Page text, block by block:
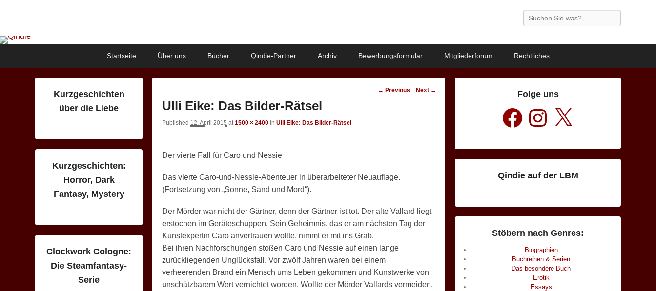
Search
Startseite Über uns Bücher Qindie-Partner Archiv Bewerbungsformular Mitgliederforum Rechtliches
Image
← Previous Next →
Ulli Eike: Das Bilder-Rätsel
Published 12. April 2015 at 1500 × 2400 in Ulli Eike: Das Bilder-Rätsel
Der vierte Fall für Caro und Nessie
Das vierte Caro-und-Nessie-Abenteuer in überarbeiteter Neuauflage.
(Fortsetzung von „Sonne, Sand und Mord“).
Der Mörder war nicht der Gärtner, denn der Gärtner ist tot. Der alte Vallard liegt
erstochen im Geräteschuppen. Sein Geheimnis, das er am nächsten Tag der
Kunstexpertin Caro anvertrauen wollte, nimmt er mit ins Grab.
Bei ihren Nachforschungen stoßen Caro und Nessie auf einen lange
zurückliegenden Unglücksfall. Vor zwölf Jahren waren bei einem
verheerenden Brand ein Mensch ums Leben gekommen und Kunstwerke von
unschätzbarem Wert vernichtet worden. Wollte der Mörder Vallards vermeiden,
Folge uns
Facebook Instagram
Qindie auf der LBM
Stöbern nach Genres:
Biographien
Buchreihen & Serien
Das besondere Buch
Erotik
Essays
Kurzgeschichten
über die Liebe
Kurzgeschichten:
Horror, Dark
Fantasy, Mystery
Clockwork Cologne:
Die Steamfantasy-
Serie